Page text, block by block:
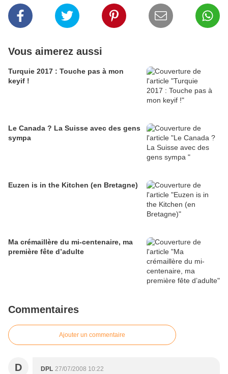
Vous aimerez aussi
Turquie 2017 : Touche pas à mon
keyif !
Le Canada ? La Suisse avec des gens
sympa
Euzen is in the Kitchen (en Bretagne)
Ma crémaillère du mi-centenaire, ma
première fête d’adulte
Commentaires
Ajouter un commentaire
D DPL 27/07/2008 10:22